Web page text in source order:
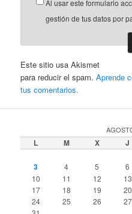
Al usar este formulario
gestión de tus datos por
Este sitio usa Akismet
para reducir el spam.Aprende
tus comentarios.
L M X J
3 4 5 6
10
11 12 13
17
18 19 20
24
25 26 27